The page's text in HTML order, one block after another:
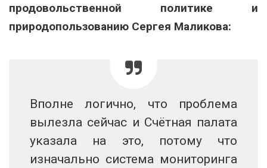
продовольственной политике и
природопользованию Сергея Маликова:
Вполне логично, что проблема
вылезла сейчас и Счётная палата
указала на это, потому что
изначально система мониторинга